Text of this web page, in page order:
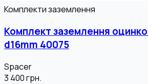
Комплекти заземлення
Комплект заземлення
d16mm 40075
Spacer
3 400грн.